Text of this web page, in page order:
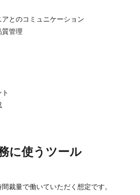
アとのコミュニケーション
質管理
に使うツール
裁量で働いていただく想定です。